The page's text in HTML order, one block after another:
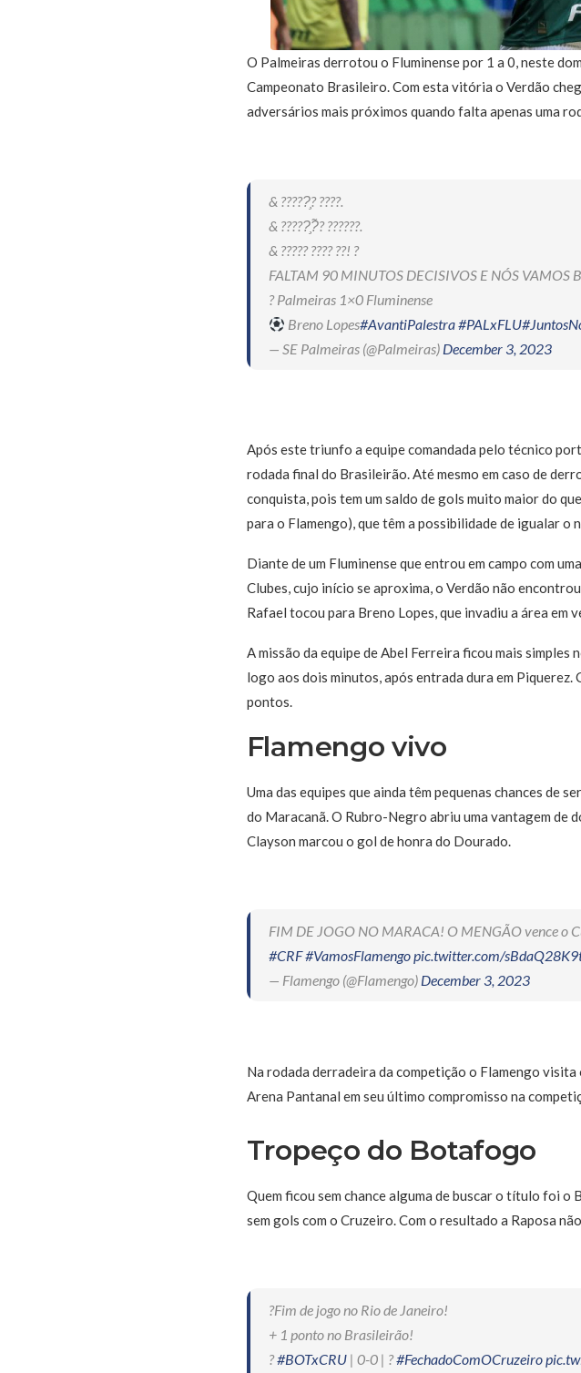
O Palmeiras derrotou o Fluminense por 1 a 0, neste
Campeonato Brasileiro. Com esta vitória o Verdão
adversários mais próximos quando falta apenas uma
& ?????̧? ????.
& ?????̧?̃? ??????.
& ????? ???? ??! ?
FALTAM 90 MINUTOS DECISIVOS E NÓS VAMOS
? Palmeiras 1×0 Fluminense
Breno Lopes#AvantiPalestra#PALxFLU
— SE Palmeiras (@Palmeiras) December 3, 2023
Após este triunfo a equipe comandada pelo técnico
rodada final do Brasileirão. Até mesmo em caso de
conquista, pois tem um saldo de gols muito maior do
para o Flamengo), que têm a possibilidade de igualar o
Diante de um Fluminense que entrou em campo com
Clubes, cujo início se aproxima, o Verdão não
Rafael tocou para Breno Lopes, que invadiu a área em
A missão da equipe de Abel Ferreira ficou mais
logo aos dois minutos, após entrada dura em
pontos.
Flamengo vivo
Uma das equipes que ainda têm pequenas chances de
do Maracanã. O Rubro-Negro abriu uma vantagem de
Clayson marcou o gol de honra do Dourado.
FIM DE JOGO NO MARACA! O MENGÃO vence o
#CRF#VamosFlamengopic.twitter.com/
— Flamengo (@Flamengo) December 3, 2023
Na rodada derradeira da competição o Flamengo
Arena Pantanal em seu último compromisso na
Tropeço do Botafogo
Quem ficou sem chance alguma de buscar o título foi
sem gols com o Cruzeiro. Com o resultado a Raposa
?Fim de jogo no Rio de Janeiro!
+ 1 ponto no Brasileirão!
?#BOTxCRU| 0-0 | ?#FechadoComOCruzeiro